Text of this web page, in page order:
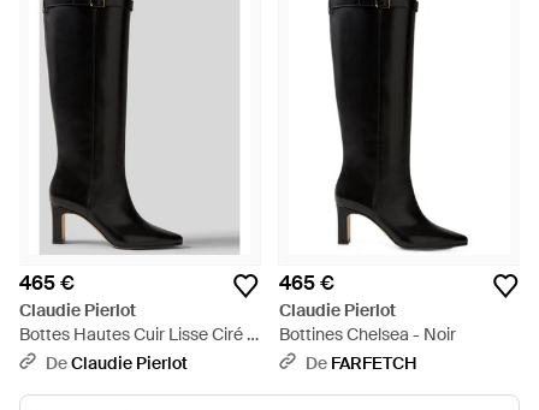
465 €
Claudie Pierlot
Bottes Hautes Cuir Lisse Ciré -
NoirDeClaudie Pierlot
465 €
Claudie Pierlot
Bottines Chelsea - Noir
De FARFETCH